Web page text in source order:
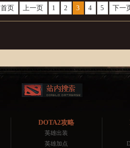
首页 上一页 1 2 3 4 5 下一
DOTA2攻略
英雄出装
英雄加点